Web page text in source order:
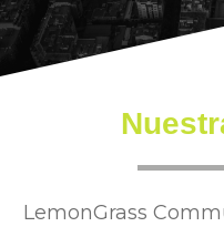
LemonGrass